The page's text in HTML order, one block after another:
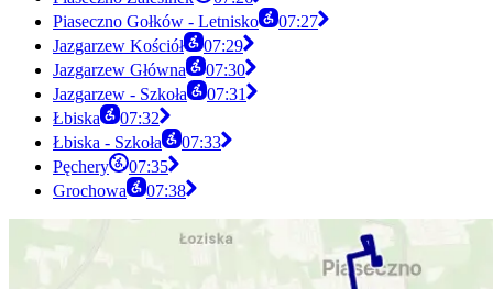
Piaseczno Gołków - Letnisko
07:27
Jazgarzew Kościół
07:29
Jazgarzew Główna
07:30
Jazgarzew - Szkoła
07:31
Łbiska
07:32
Łbiska - Szkoła
07:33
Pęchery
07:35
Grochowa
07:38